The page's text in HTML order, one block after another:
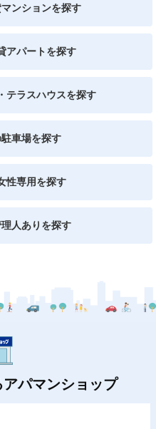
ンションを探す
アパートを探す
テラスハウスを探す
車場を探す
性専用を探す
人ありを探す
パマンショップ